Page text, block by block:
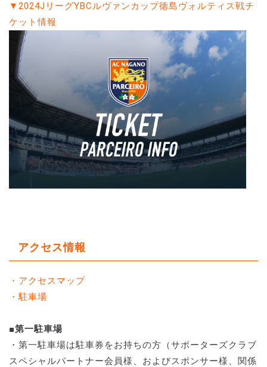
▼2024JリーグYBCルヴァンカップ徳島ヴォルティス戦チ
ケット情報
アクセス情報
・アクセスマップ
・駐車場
■第一駐車場
・第一駐車場は駐車券をお持ちの方（サポーターズクラブ
スペシャルパートナー会員様、およびスポンサー様、関係